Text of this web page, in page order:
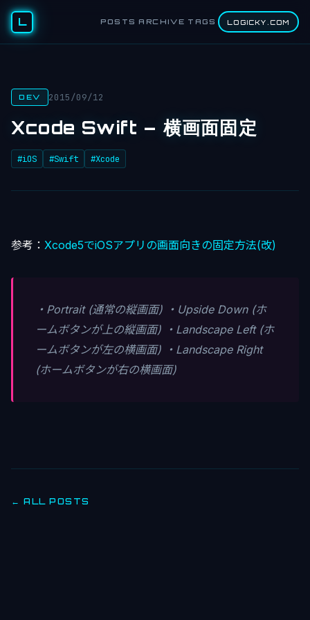
L POSTS ARCHIVE TAGS LOGICKY.COM
DEV 2015/09/12
Xcode Swift – 横画面固定
#iOS #Swift #Xcode
参考： Xcode5でiOSアプリの画面向きの固定方法(改)
・Portrait (通常の縦画面) ・Upside Down (ホ
ームボタンが上の縦画面) ・Landscape Left (ホ
ームボタンが左の横画面) ・Landscape Right
(ホームボタンが右の横画面)
← ALL POSTS